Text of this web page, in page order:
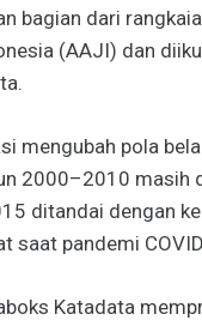
bagian dari
(AAJI) dan
mengubah pola
2000–2010 masih
ditandai dengan
saat pandemi
Katadata